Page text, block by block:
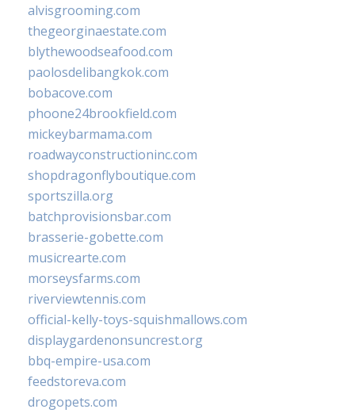
alvisgrooming.com
thegeorginaestate.com
blythewoodseafood.com
paolosdelibangkok.com
bobacove.com
phoone24brookfield.com
mickeybarmama.com
roadwayconstructioninc.com
shopdragonflyboutique.com
sportszilla.org
batchprovisionsbar.com
brasserie-gobette.com
musicrearte.com
morseysfarms.com
riverviewtennis.com
official-kelly-toys-squishmallows.com
displaygardenonsuncrest.org
bbq-empire-usa.com
feedstoreva.com
drogopets.com